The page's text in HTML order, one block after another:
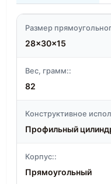
Размер
28x30x15
Вес, грамм::
82
Конструктивное
Профильный
Корпус::
Прямоугольный